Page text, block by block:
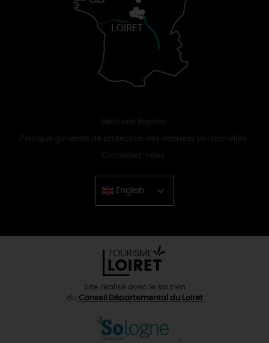
Mentions légales
Politique générale de protection des données personnelles
Contactez-nous
English
Chinese
Site réalisé avec le soutien
du Conseil Départemental du Loiret